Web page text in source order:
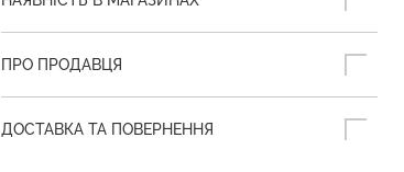
ПРО ПРОДАВЦЯ
ДОСТАВКА ТА ПОВЕРНЕННЯ